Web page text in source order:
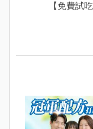
【免費試